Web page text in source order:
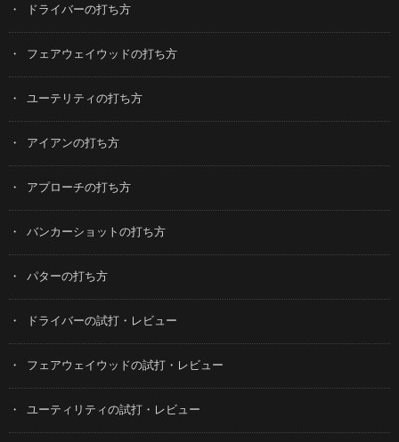
ドライバーの打ち方
フェアウェイウッドの打ち方
ユーテリティの打ち方
アイアンの打ち方
アプローチの打ち方
バンカーショットの打ち方
パターの打ち方
ドライバーの試打・レビュー
フェアウェイウッドの試打・レビュー
ユーティリティの試打・レビュー